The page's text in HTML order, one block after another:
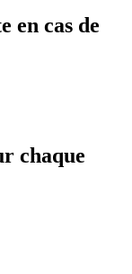
en cas de
chaque